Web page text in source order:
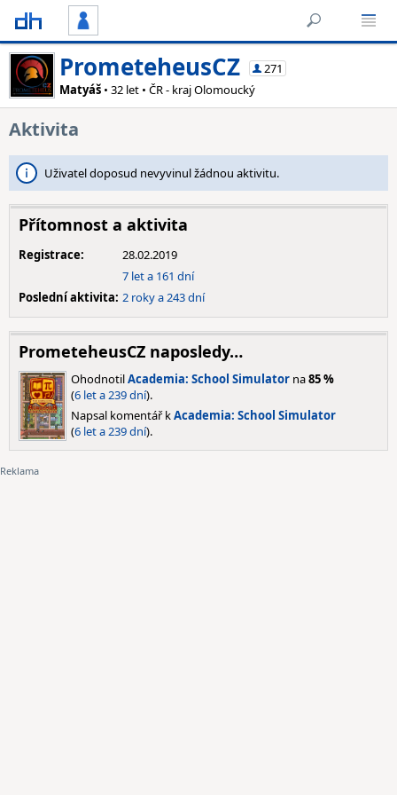
PrometeheusCZ
271
Matyáš • 32 let • ČR - kraj Olomoucký
Aktivita
Uživatel doposud nevyvinul žádnou aktivitu.
Přítomnost a aktivita
Registrace:
28.02.2019
7 let a 161 dní
Poslední aktivita: 2 roky a 243 dní
PrometeheusCZ naposledy…
OhodnotilAcademia: School Simulator na85 %
(6 let a 239 dní).
Napsal komentář kAcademia: School Simulator
(6 let a 239 dní).